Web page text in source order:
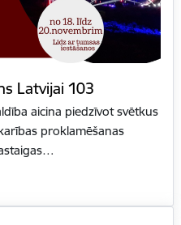
Latvijai 103
aicina piedzīvot svētkus
proklamēšanas